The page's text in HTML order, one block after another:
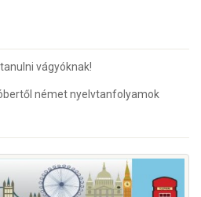
vágyóknak!
német nyelvtanfolyamok